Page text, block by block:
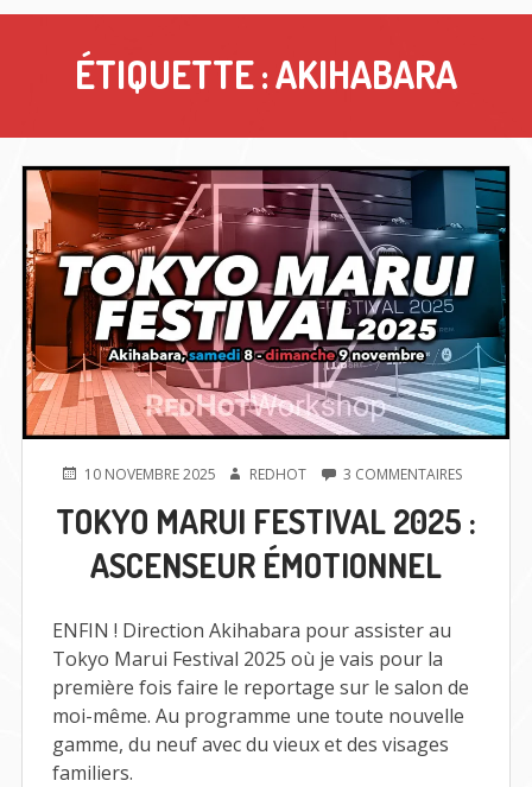
ÉTIQUETTE :AKIHABARA
PUBLIÉ10 NOVEMBRE 2025 AUTEUR
REDHOT 3 COMMENTAIRESSUR
MARUI
FESTIVAL
TOKYO MARUI FESTIVAL 2025 :
ASCENSEUR ÉMOTIONNEL
ENFIN ! Direction Akihabara pour assister au
Tokyo Marui Festival 2025 où je vais pour la
première fois faire le reportage sur le salon de
moi-même. Au programme une toute nouvelle
gamme, du neuf avec du vieux et des visages
familiers.